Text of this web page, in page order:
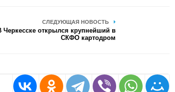
СЛЕДУЮЩАЯ НОВОСТЬ
Черкесске открылся крупнейший в
СКФО картодром